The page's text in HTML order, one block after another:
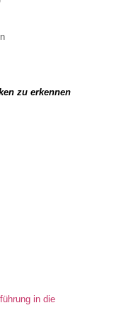
zu erkennen
in die